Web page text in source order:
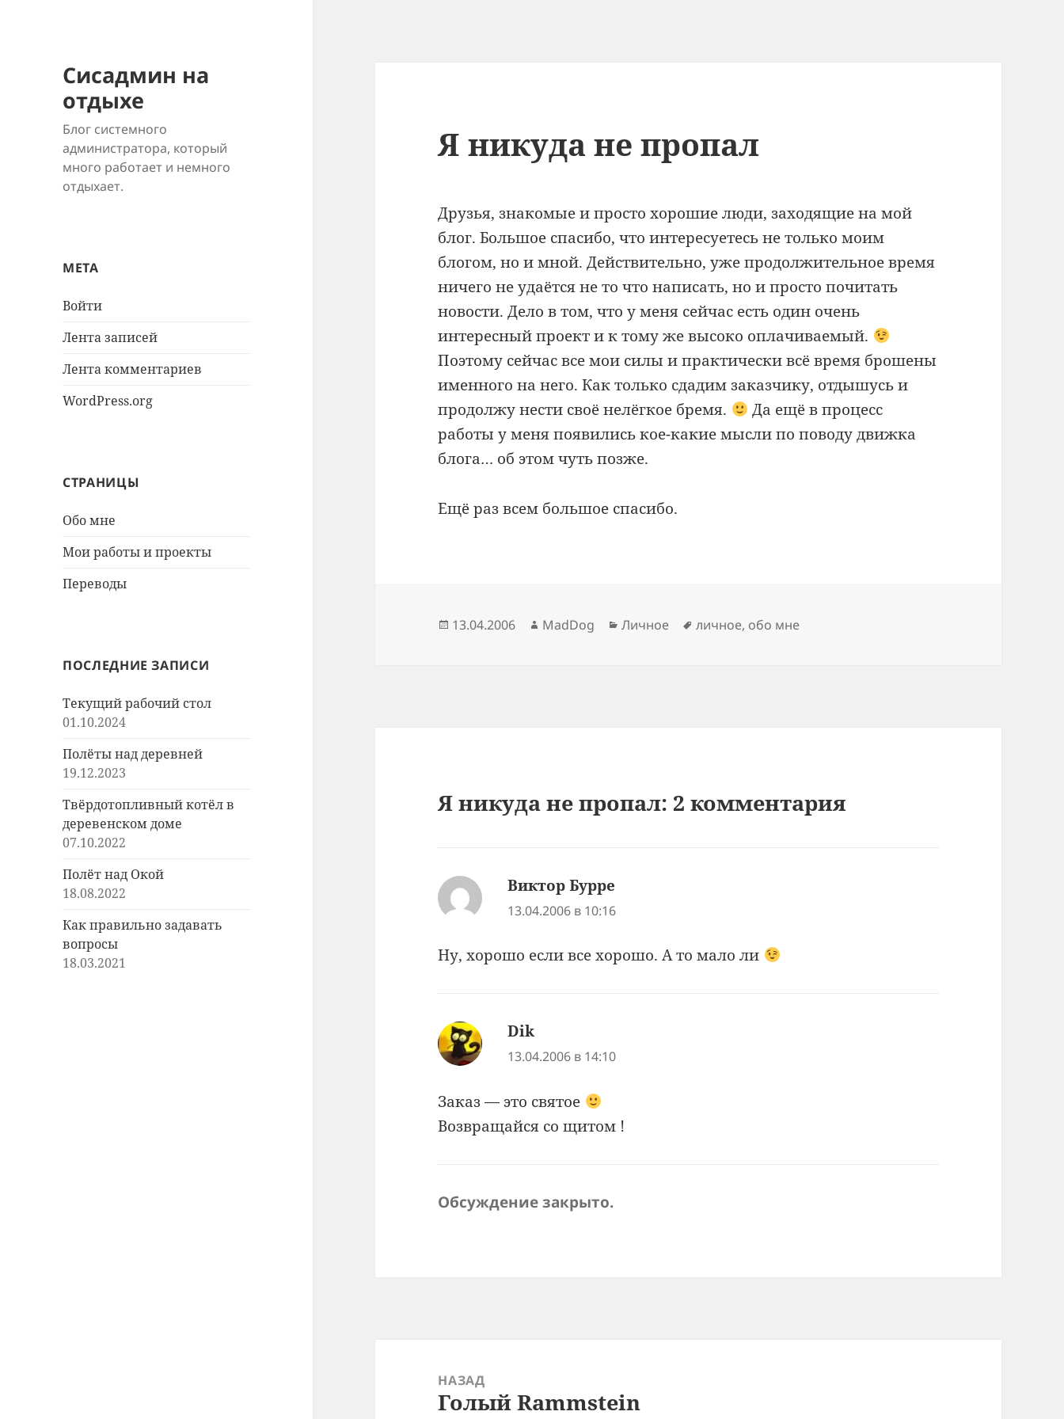
Сисадмин на
отдыхе
Блог системного
администратора, который
много работает и немного
отдыхает.
МЕТА
Войти
Лента записей
Лента комментариев
WordPress.org
СТРАНИЦЫ
Обо мне
Мои работы и проекты
Переводы
ПОСЛЕДНИЕ ЗАПИСИ
Текущий рабочий стол
01.10.2024
Полёты над деревней
19.12.2023
Твёрдотопливный котёл в
деревенском доме
07.10.2022
Полёт над Окой
18.08.2022
Как правильно задавать
вопросы
18.03.2021
Я никуда не пропал
Друзья, знакомые и просто хорошие люди, заходящие на мой
блог. Большое спасибо, что интересуетесь не только моим
блогом, но и мной. Действительно, уже продолжительное время
ничего не удаётся не то что написать, но и просто почитать
новости. Дело в том, что у меня сейчас есть один очень
интересный проект и к тому же высоко оплачиваемый.
Поэтому сейчас все мои силы и практически всё время брошены
именного на него. Как только сдадим заказчику, отдышусь и
продолжу нести своё нелёгкое бремя.
Да ещё в процесс
работы у меня появились кое-какие мысли по поводу движка
блога… об этом чуть позже.
Ещё раз всем большое спасибо.
Опубликовано
13.04.2006 Автор
MadDog Рубрики
Личное Метки
личное, обо мне
Я никуда не пропал: 2 комментария
Виктор Бурре
13.04.2006 в 10:16
Ну, хорошо если все хорошо. А то мало ли
Dik
13.04.2006 в 14:10
Заказ — это святое
Возвращайся со щитом !
Обсуждение закрыто.
записям
НАЗАД
Предыдущая
Голый Rammstein